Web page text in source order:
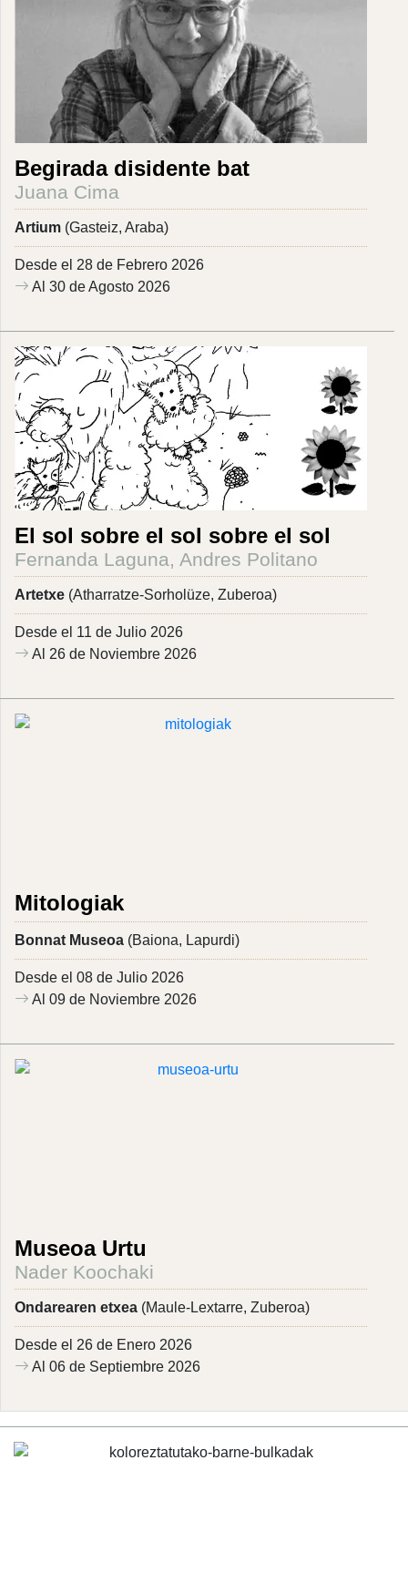
Begirada disidente bat
Juana Cima
Artium (Gasteiz, Araba)
Desde el 28 de Febrero 2026
Al 30 de Agosto 2026
El sol sobre el sol sobre el sol
Fernanda Laguna, Andres Politano
Artetxe (Atharratze-Sorholüze, Zuberoa)
Desde el 11 de Julio 2026
Al 26 de Noviembre 2026
Mitologiak
Bonnat Museoa (Baiona, Lapurdi)
Desde el 08 de Julio 2026
Al 09 de Noviembre 2026
Museoa Urtu
Nader Koochaki
Ondarearen etxea (Maule-Lextarre, Zuberoa)
Desde el 26 de Enero 2026
Al 06 de Septiembre 2026